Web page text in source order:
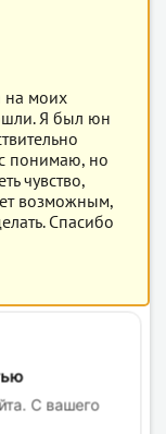
на моих
Я был юн
понимаю, но
чувство,
возможным,
Спасибо
С вашего